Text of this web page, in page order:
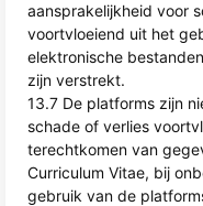
aansprakelijkheid voor
voortvloeiend uit het
elektronische
zijn verstrekt.
13.7 De platforms zijn
schade of verlies
terechtkomen van
Curriculum Vitae, bij
gebruik van de